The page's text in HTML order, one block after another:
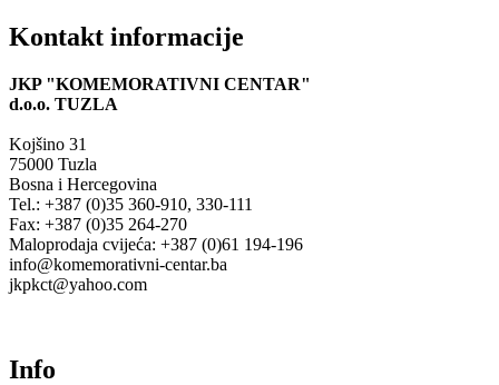
Kontakt informacije
JKP "KOMEMORATIVNI CENTAR"
d.o.o. TUZLA
Kojšino 31
75000 Tuzla
Bosna i Hercegovina
Tel.: +387 (0)35 360-910, 330-111
Fax: +387 (0)35 264-270
Maloprodaja cvijeća: +387 (0)61 194-196
info@komemorativni-centar.ba
jkpkct@yahoo.com
Info